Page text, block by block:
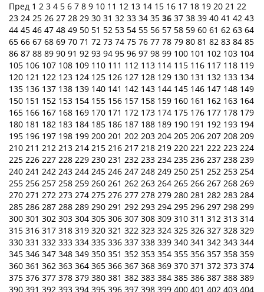
Пред 1 2 3 4 5 6 7 8 9 10 11 12 13 14 15 16 17 18 19 20 21 22
23 24 25 26 27 28 29 30 31 32 33 34 35 36 37 38 39 40 41 42 43
44 45 46 47 48 49 50 51 52 53 54 55 56 57 58 59 60 61 62 63 64
65 66 67 68 69 70 71 72 73 74 75 76 77 78 79 80 81 82 83 84 85
86 87 88 89 90 91 92 93 94 95 96 97 98 99 100 101 102 103 104
105 106 107 108 109 110 111 112 113 114 115 116 117 118 119
120 121 122 123 124 125 126 127 128 129 130 131 132 133 134
135 136 137 138 139 140 141 142 143 144 145 146 147 148 149
150 151 152 153 154 155 156 157 158 159 160 161 162 163 164
165 166 167 168 169 170 171 172 173 174 175 176 177 178 179
180 181 182 183 184 185 186 187 188 189 190 191 192 193 194
195 196 197 198 199 200 201 202 203 204 205 206 207 208 209
210 211 212 213 214 215 216 217 218 219 220 221 222 223 224
225 226 227 228 229 230 231 232 233 234 235 236 237 238 239
240 241 242 243 244 245 246 247 248 249 250 251 252 253 254
255 256 257 258 259 260 261 262 263 264 265 266 267 268 269
270 271 272 273 274 275 276 277 278 279 280 281 282 283 284
285 286 287 288 289 290 291 292 293 294 295 296 297 298 299
300 301 302 303 304 305 306 307 308 309 310 311 312 313 314
315 316 317 318 319 320 321 322 323 324 325 326 327 328 329
330 331 332 333 334 335 336 337 338 339 340 341 342 343 344
345 346 347 348 349 350 351 352 353 354 355 356 357 358 359
360 361 362 363 364 365 366 367 368 369 370 371 372 373 374
375 376 377 378 379 380 381 382 383 384 385 386 387 388 389
390 391 392 393 394 395 396 397 398 399 400 401 402 403 404